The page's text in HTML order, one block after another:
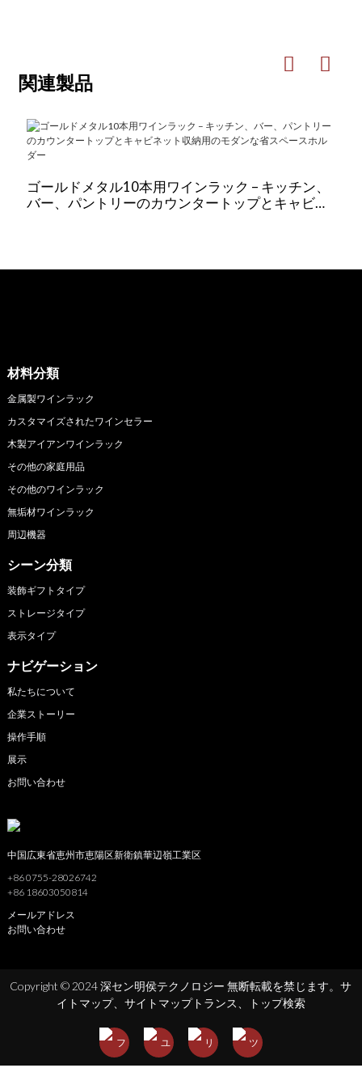
関連製品
ゴールドメタル10本用ワインラック – キッチン、
バー、パントリーのカウンタートップとキャビネ
材料分類
金属製ワインラック
カスタマイズされたワインセラー
木製アイアンワインラック
その他の家庭用品
その他のワインラック
無垢材ワインラック
周辺機器
シーン分類
装飾ギフトタイプ
ストレージタイプ
表示タイプ
ナビゲーション
私たちについて
企業ストーリー
操作手順
展示
お問い合わせ
中国広東省恵州市恵陽区新衛鎮華辺嶺工業区
+86 0755-28026742
+86 18603050814
メールアドレス
お問い合わせ
Copyright © 2024 深セン明侯テクノロジー 無断転載を禁じます。サ
イトマップ、 サイトマップトランス、 トップ検索